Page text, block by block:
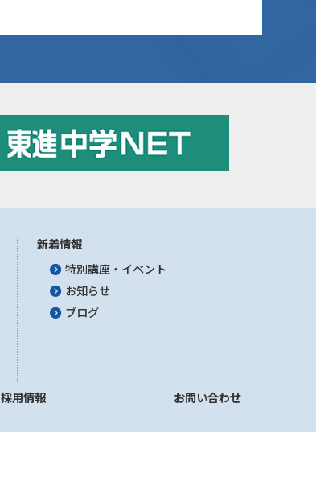
新着情報
特別講座・イベント
お知らせ
ブログ
採用情報 お問い合わせ